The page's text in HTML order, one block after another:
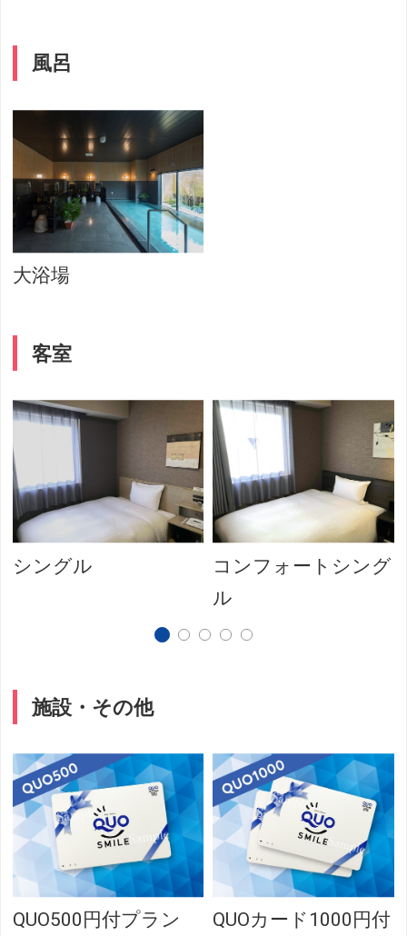
風呂
大浴場
客室
シングル
コンフォートシング
ル
施設・その他
QUO500円付プラン
QUOカード1000円付